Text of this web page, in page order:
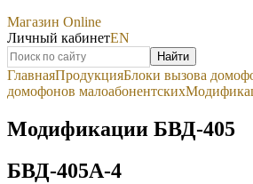
Магазин Online
Личный кабинетEN
Найти
ГлавнаяПродукцияБлоки вызова
домофонов малоабонентских
Модификации БВД-405
БВД-405А-4